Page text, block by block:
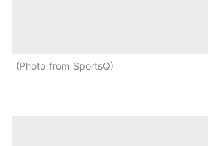
Photo from SportsQ